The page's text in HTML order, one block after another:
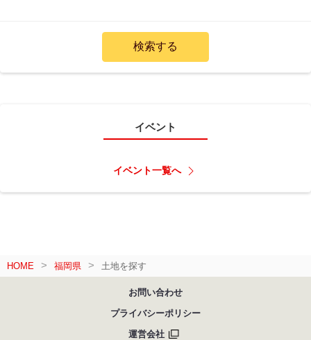
イベント
イベント一覧へ
HOME 福岡県 土地を探す
お問い合わせ
プライバシーポリシー
運営会社